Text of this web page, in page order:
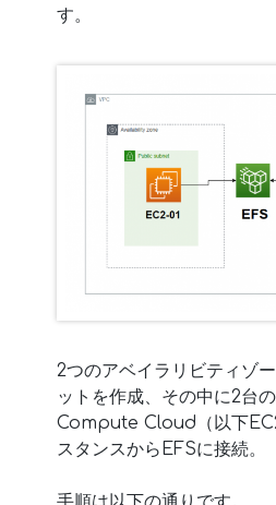
す。
2つのアベイラリビティゾ
ットを作成、その中に2
Compute Cloud（以下
スタンスからEFSに接続。